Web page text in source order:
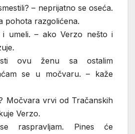
– neprijatno se oseća.
pohota razgolićena.
umeli. – ako Verzo nešto i
ovu ženu sa ostalim
se u močvaru. – kaže
Močvara vrvi od Tračanskih
Verzo.
raspravljam. Pines će